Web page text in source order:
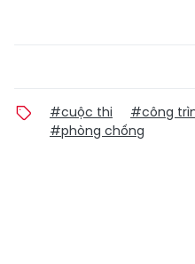
#cuộc thi #công
#phòng chống